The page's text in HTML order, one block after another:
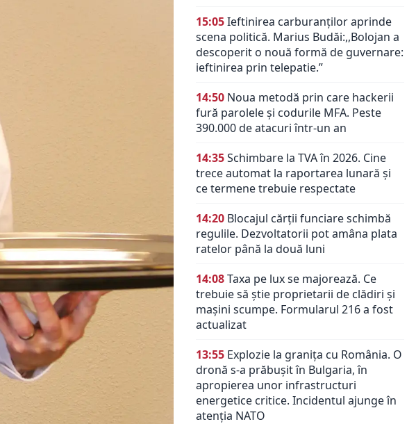
15:05Ieftinirea carburanților aprinde
scena politică. Marius Budăi:,,Bolojan a
descoperit o nouă formă de guvernare:
ieftinirea prin telepatie.”
14:50 Noua metodă prin care hackerii
fură parolele și codurile MFA. Peste
390.000 de atacuri într-un an
14:35Schimbare la TVA în 2026. Cine
trece automat la raportarea lunară și
ce termene trebuie respectate
14:20 Blocajul cărții funciare schimbă
regulile. Dezvoltatorii pot amâna plata
ratelor până la două luni
14:08Taxa pe lux se majorează. Ce
trebuie să știe proprietarii de clădiri și
mașini scumpe. Formularul 216 a fost
actualizat
13:55 Explozie la granița cu România. O
dronă s-a prăbușit în Bulgaria, în
apropierea unor infrastructuri
energetice critice. Incidentul ajunge în
atenția NATO